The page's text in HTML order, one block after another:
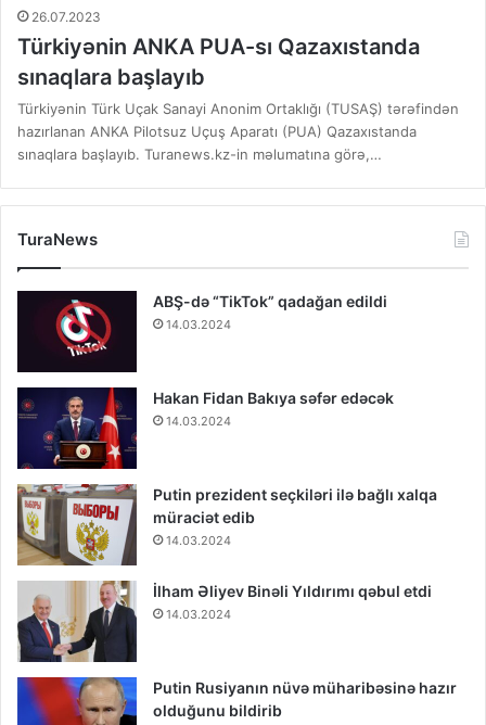
26.07.2023
Türkiyənin ANKA PUA-sı Qazaxıstanda
sınaqlara başlayıb
Türkiyənin Türk Uçak Sanayi Anonim Ortaklığı (TUSAŞ) tərəfindən
hazırlanan ANKA Pilotsuz Uçuş Aparatı (PUA) Qazaxıstanda
sınaqlara başlayıb. Turanews.kz-in məlumatına görə,…
TuraNews
ABŞ-də “TikTok” qadağan edildi
14.03.2024
Hakan Fidan Bakıya səfər edəcək
14.03.2024
Putin prezident seçkiləri ilə bağlı xalqa
müraciət edib
14.03.2024
İlham Əliyev Binəli Yıldırımı qəbul etdi
14.03.2024
Putin Rusiyanın nüvə müharibəsinə hazır
olduğunu bildirib